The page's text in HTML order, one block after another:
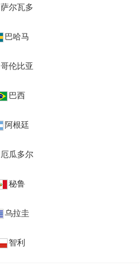
萨尔瓦多
巴哈马
哥伦比亚
巴西
阿根廷
厄瓜多尔
秘鲁
乌拉圭
智利